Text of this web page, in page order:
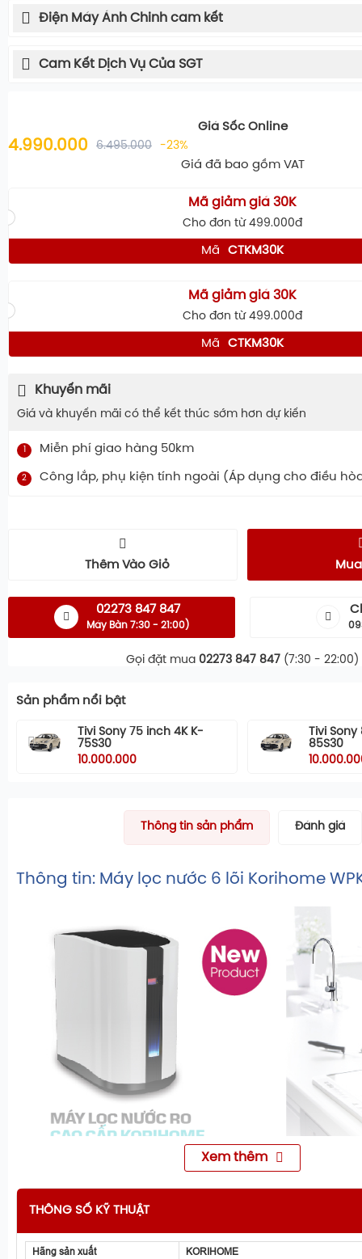
Điện Máy Ánh Chinh cam kết
Cam Kết Dịch Vụ Của SGT
Giá Sốc Online
4.990.000 6.495.000 -23%
Giá đã bao gồm VAT
Mã giảm giá 30K
Cho đơn từ 499.000đ
Mã CTKM30K
Mã giảm giá 30K
Cho đơn từ 499.000đ
Mã CTKM30K
Khuyến mãi
Giá và khuyến mãi có thể kết thúc sớm hơn dự kiến
Miễn phí giao hàng 50km
2 Công lắp, phụ kiện tính ngoài (Áp dụng cho điều
Thêm Vào Giỏ
02273 847 847
Máy Bàn 7:30 - 21:00)
Gọi đặt mua 02273 847 847 (7:30 - 22:00)
Thông tin sản phẩm Đánh giá
Thông tin: Máy lọc nước 6 lõi Korihome
Xem thêm
THÔNG SỐ KỸ THUẬT
Hãng sản xuất KORIHOME
Sản phẩm nổi bật
Tivi Sony 75 inch 4K K-
75S30
10.000.000
Tivi
85S30